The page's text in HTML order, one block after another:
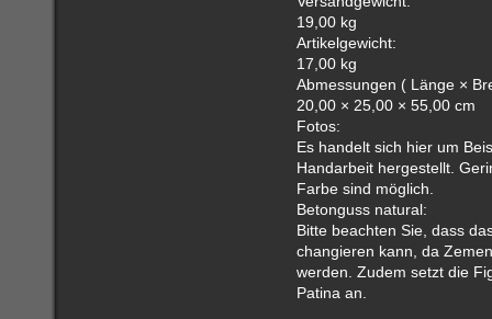
19,00 kg
Artikelgewicht:
17,00 kg
Abmessungen ( Länge ×
20,00 × 25,00 × 55,00 cm
Fotos:
Es handelt sich hier um
Handarbeit hergestellt.
Farbe sind möglich.
Betonguss natural:
Bitte beachten Sie, dass
changieren kann, da
werden. Zudem setzt die
Patina an.